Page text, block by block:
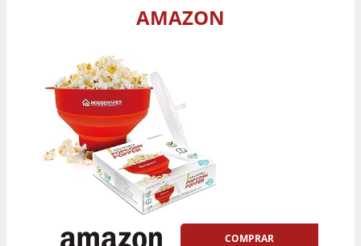
AMAZON
COMPRAR